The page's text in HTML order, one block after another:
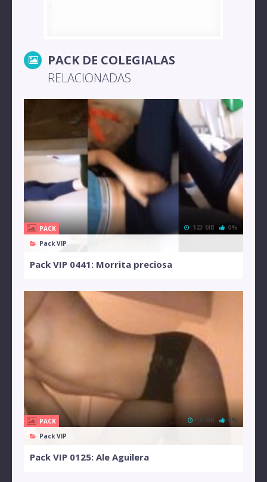
PACK DE COLEGIALAS
RELACIONADAS
PACK
Pack VIP
123 MB 0%
Pack VIP 0441: Morrita preciosa
PACK
Pack VIP
10 MB 0%
Pack VIP 0125: Ale Aguilera